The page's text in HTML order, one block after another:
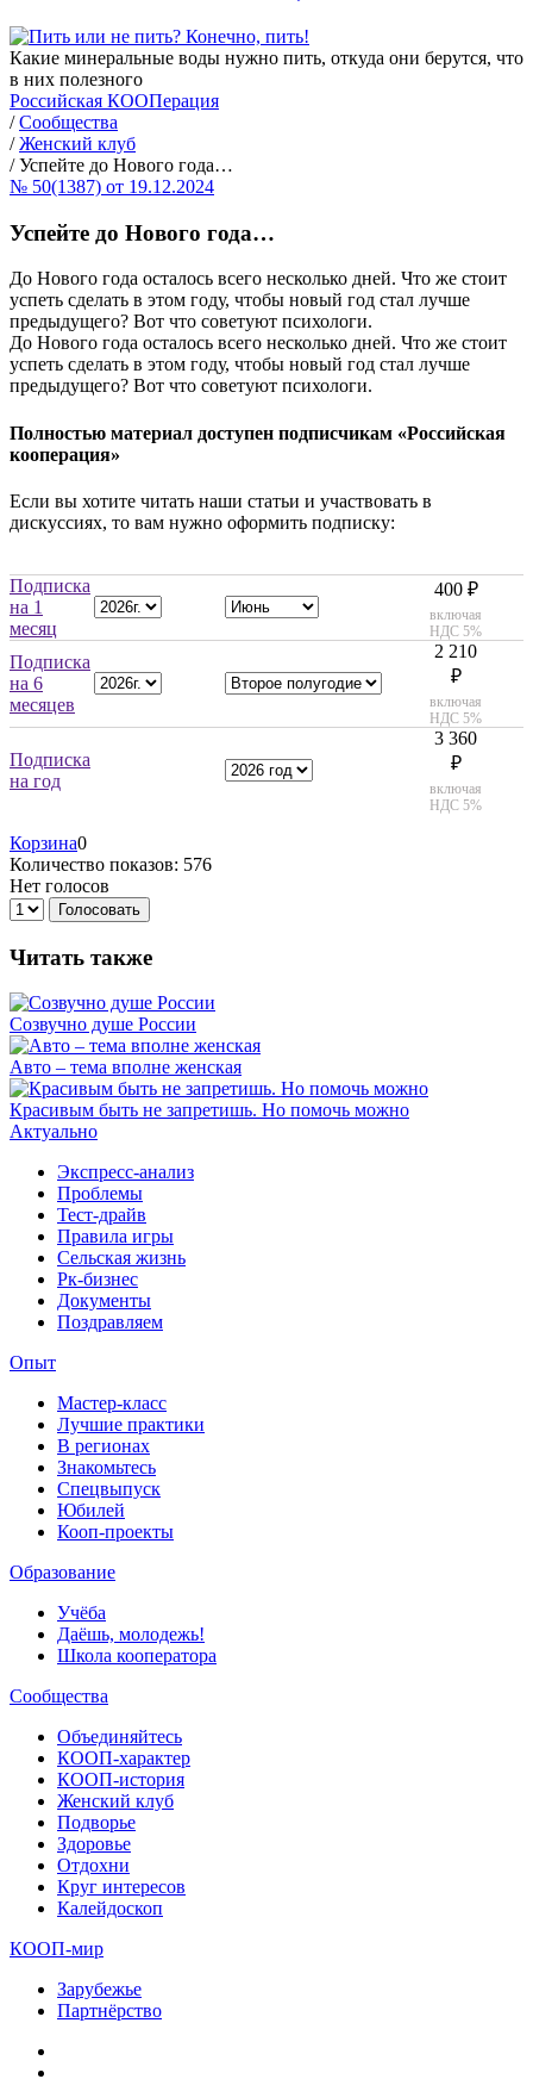
Какие минеральные воды нужно пить, откуда они берутся, что
в них полезного
Российская КООПерация
/ Сообщества
/ Женский клуб
/ Успейте до Нового года…
№ 50(1387) от 19.12.2024
Успейте до Нового года…
До Нового года осталось всего несколько дней. Что же стоит
успеть сделать в этом году, чтобы новый год стал лучше
предыдущего? Вот что советуют психологи.
До Нового года осталось всего несколько дней. Что же стоит
успеть сделать в этом году, чтобы новый год стал лучше
предыдущего? Вот что советуют психологи.
Полностью материал доступен подписчикам «Российская
кооперация»
Если вы хотите читать наши статьи и участвовать в
дискуссиях, то вам нужно оформить подписку:
Подписка
на 1
месяц
400 ₽
включая
НДС 5%
Подписка
на 6
месяцев
2 210
₽
включая
НДС 5%
Подписка
на год
3 360
₽
включая
НДС 5%
Корзина0
Количество показов: 576
Нет голосов
Голосовать
Читать также
Созвучно душе России
Авто – тема вполне женская
Красивым быть не запретишь. Но помочь можно
Актуально
Экспресс-анализ
Проблемы
Тест-драйв
Правила игры
Сельская жизнь
Рк-бизнес
Документы
Поздравляем
Опыт
Мастер-класс
Лучшие практики
В регионах
Знакомьтесь
Спецвыпуск
Юбилей
Кооп-проекты
Образование
Учёба
Даёшь, молодежь!
Школа кооператора
Сообщества
Объединяйтесь
КООП-характер
КООП-история
Женский клуб
Подворье
Здоровье
Отдохни
Круг интересов
Калейдоскоп
КООП-мир
Зарубежье
Партнёрство